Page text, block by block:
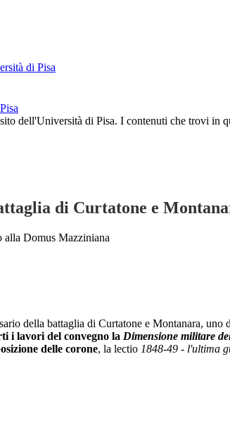
dell'Università di Pisa. I contenuti che trovi
di Curtatone e
alla Domus Mazziniana
della battaglia di Curtatone e Montanara,
i lavori del convegno la Dimensione militare
delle corone, la lectio 1848-49 - l'ultima